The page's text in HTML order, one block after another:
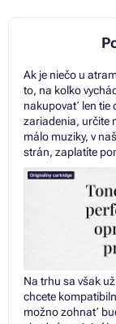
Ak je niečo u
to, na koľko
nakupovať len tie
zariadenia, určite
málo muziky, v
strán, zaplatíte
Na trhu sa však
chcete
možno zohnať